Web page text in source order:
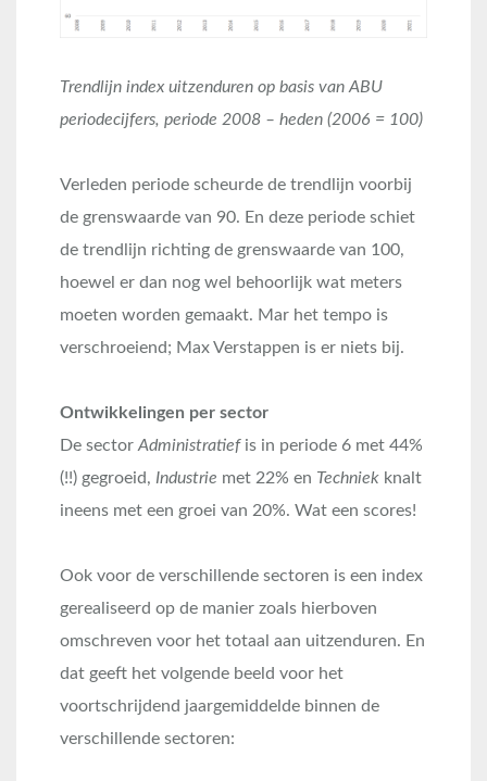
Trendlijn index uitzenduren op basis van ABU
periodecijfers, periode 2008 – heden (2006 = 100)
Verleden periode scheurde de trendlijn voorbij
de grenswaarde van 90. En deze periode schiet
de trendlijn richting de grenswaarde van 100,
hoewel er dan nog wel behoorlijk wat meters
moeten worden gemaakt. Mar het tempo is
verschroeiend; Max Verstappen is er niets bij.
Ontwikkelingen per sector
De sector Administratiefis in periode 6 met 44%
(!!) gegroeid, Industrie met 22% en Techniek knalt
ineens met een groei van 20%. Wat een scores!
Ook voor de verschillende sectoren is een index
gerealiseerd op de manier zoals hierboven
omschreven voor het totaal aan uitzenduren. En
dat geeft het volgende beeld voor het
voortschrijdend jaargemiddelde binnen de
verschillende sectoren: